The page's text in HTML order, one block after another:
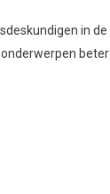
in de
beter